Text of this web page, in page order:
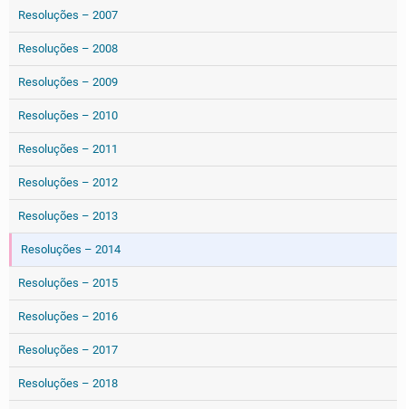
Resoluções – 2007
Resoluções – 2008
Resoluções – 2009
Resoluções – 2010
Resoluções – 2011
Resoluções – 2012
Resoluções – 2013
Resoluções – 2014
Resoluções – 2015
Resoluções – 2016
Resoluções – 2017
Resoluções – 2018